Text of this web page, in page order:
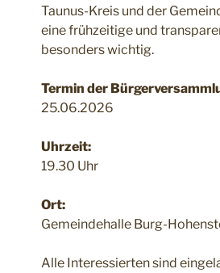
Taunus-Kreis und der
eine frühzeitige und
besonders wichtig.
Termin der
25.06.2026
Uhrzeit:
19.30 Uhr
Ort:
Gemeindehalle Burg-
Alle Interessierten sind